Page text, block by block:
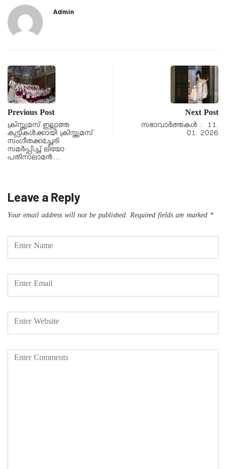
Admin
Previous Post
ക്രിസ്തുമസ് ഇല്ലാത്ത
കുട്ടികള്‍ക്കായി ക്രിസ്തുമസ്
സംഗീതക്കച്ചേരി
സമര്‍പ്പിച്ച് ലിയോ
പതിനാലാമന്‍…
Next Post
സഭാവാര്‍ത്തകള്‍ : 11.
01. 2026
Leave a Reply
Your email address will not be published. Required fields are marked *